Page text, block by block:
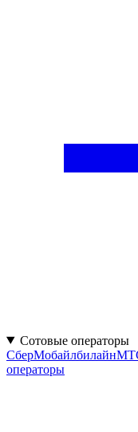
Сотовые операторы
СберМобайлбилайн
операторы